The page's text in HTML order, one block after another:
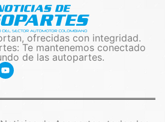
ofrecidas con integridad.
Te mantenemos conectado
de las autopartes.